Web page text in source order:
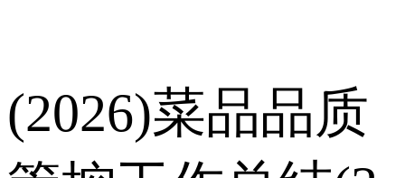
(2026)菜品品质